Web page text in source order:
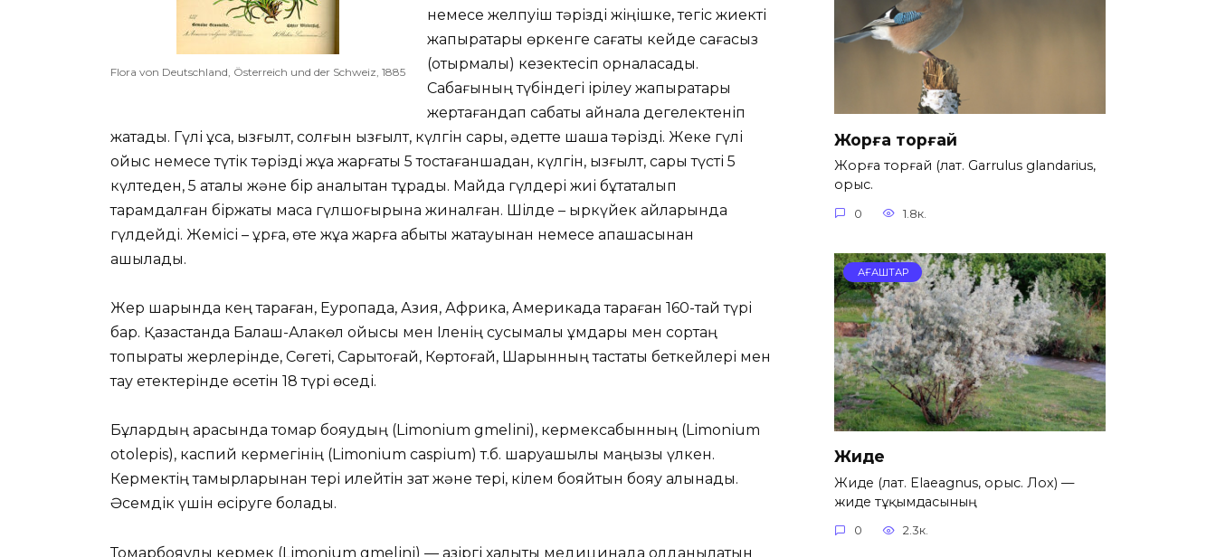
Flora von Deutschland, Österreich und der Schweiz, 1885
немесе желпуіш тәрізді жіңішке, тегіс жиекті
жапырақтары өркенге сағақты кейде сағақсыз
(отырмалы) кезектесіп орналасады.
Сабағының түбіндегі ірілеу жапырақтары
жертағандап сабақты айнала дегелектеніп
жатады. Гүлі ұсақ, қызғылт, солғын қызғылт, күлгін сары, әдетте шашақ тәрізді. Жеке гүлі
ойыс немесе түтік тәрізді жұқа жарғақты 5 тостағаншадан, күлгін, қызғылт, сары түсті 5
күлтеден, 5 аталық және бір аналықтан тұрады. Майда гүлдері жиі бұтақталып
тарамдалған біржақты масақ гүлшоғырына жиналған. Шілде – қыркүйек айларында
гүлдейді. Жемісі – құрғақ, өте жұқа жарғақ қабықты жақтауынан немесе қақпақшасынан
ашылады.
Жер шарында кең тараған, Еуропада, Азия, Африка, Америкада тараған 160-тай түрі
бар. Қазақстанда Балқаш-Алакөл ойысы мен Іленің сусымалы құмдары мен сортаң
топырақты жерлерінде, Сөгеті, Сарытоғай, Көртоғай, Шарынның тастақты беткейлері мен
тау етектерінде өсетін 18 түрі өседі.
Бұлардың арасында томар бояудың (Lіmonіum gmelіnі), кермексабынның (Lіmonіum
otolepіs), каспий кермегінің (Lіmonіum caspіum) т.б. шаруашылық маңызы үлкен.
Кермектің тамырларынан тері илейтін зат және тері, кілем бояйтын бояу алынады.
Әсемдік үшін өсіруге болады.
Томарбояулы кермек (Lіmonіum gmelіnі) — қазіргі халықтық медицинада қолданылатын
Жорға торғай
Жорға торғай (лат. Garrulus glandarius,
орыс.
0 1.8к.
АҒАШТАР
Жиде
Жиде (лат. Elaeagnus, орыс. Лох) —
жиде тұқымдасының
0 2.3к.